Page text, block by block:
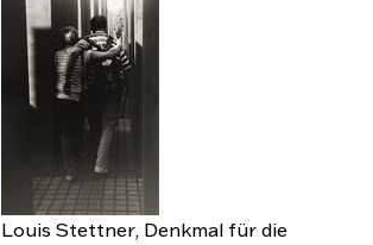
Louis Stettner, Denkmal für die